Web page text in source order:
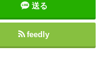
送る
feedly